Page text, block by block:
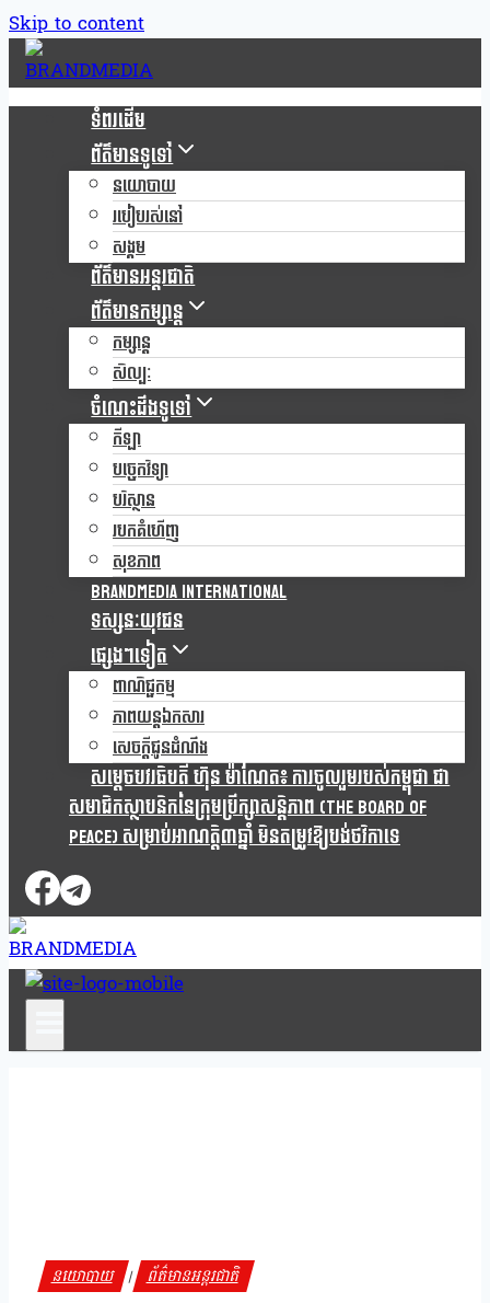
Skip to content
ទំពរដើម
ព័ត៌មានទូទៅ
នយោបាយ
របៀបរស់នៅ
សង្គម
ព័ត៌មានអន្តរជាតិ
ព័ត៌មានកម្សាន្ត
កម្សាន្ត
សិល្បៈ
ចំណេះដឹងទូទៅ
កីឡា
បច្ចេកវិទ្យា
បរិស្ថាន
របកគំហើញ
សុខភាព
Brandmedia international
ទស្សនៈយុវជន
ផ្សេងៗទៀត
ពាណិជ្ជកម្ម
ភាពយន្តឯកសារ
សេចក្តីជូនដំណឹង
សម្តេចបវរធិបតី ហ៊ុន ម៉ាណែត៖ ការចូលរួមរបស់កម្ពុជា ជា
សមាជិកស្ថាបនិកនៃក្រុមប្រឹក្សាសន្តិភាព (The Board Of
Peace) សម្រាប់អាណត្តិ៣ឆ្នាំ មិនតម្រូវឱ្យបង់ថវិកាទេ
នយោបាយ | ព័ត៌មានអន្តរជាតិ